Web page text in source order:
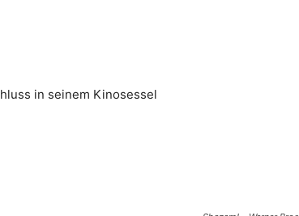
in seinem Kinosessel